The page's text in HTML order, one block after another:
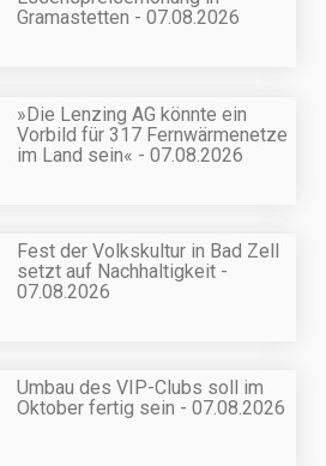
Gramastetten - 07.08.2026
»Die Lenzing AG könnte ein
Vorbild für 317 Fernwärmenetze
im Land sein« - 07.08.2026
Fest der Volkskultur in Bad Zell
setzt auf Nachhaltigkeit -
07.08.2026
Umbau des VIP-Clubs soll im
Oktober fertig sein - 07.08.2026